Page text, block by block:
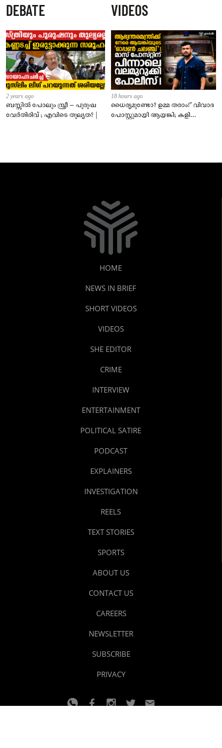
സെപ്റ്റംബർ 1 മുതൽ നിലവിൽ
വരും
DEBATE
2 years ago
ബസ്സിൽ പോലും സ്ത്രീ – പുരുഷ
വേർതിരിവ് ; എവിടെ തുല്യത? |
VIDEOS
18 hours ago
ധൈര്യമുണ്ടോ? ഉമ്മ തരാം!” വിവാദ
പോസ്റ്റുമായി ആയങ്കി; കളി
HOME
NEWS IN BRIEF
SHORT VIDEOS
VIDEOS
SHE EDITOR
CRIME
INTERVIEW
ENTERTAINMENT
POLITICAL SATIRE
PODCAST
EXPLAINERS
INVESTIGATION
REELS
TEXT STORIES
SPORTS
ABOUT US
CONTACT US
CAREERS
NEWSLETTER
SUBSCRIBE
PRIVACY